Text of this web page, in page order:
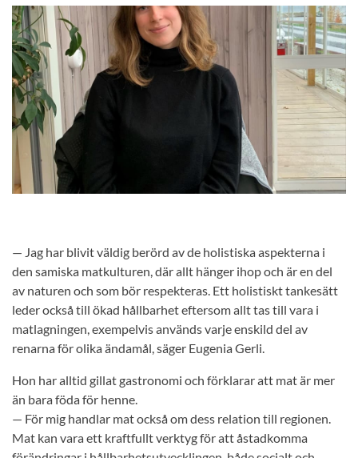
— Jag har blivit väldig berörd av de holistiska aspekterna i
den samiska matkulturen, där allt hänger ihop och är en del
av naturen och som bör respekteras. Ett holistiskt tankesätt
leder också till ökad hållbarhet eftersom allt tas till vara i
matlagningen, exempelvis används varje enskild del av
renarna för olika ändamål, säger Eugenia Gerli.
Hon har alltid gillat gastronomi och förklarar att mat är mer
än bara föda för henne.
— För mig handlar mat också om dess relation till regionen.
Mat kan vara ett kraftfullt verktyg för att åstadkomma